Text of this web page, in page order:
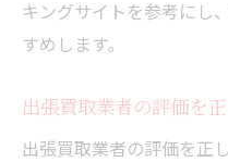
キングサイトを参考にし
すめします。
出張買取業者の評価を
出張買取業者の評価を正